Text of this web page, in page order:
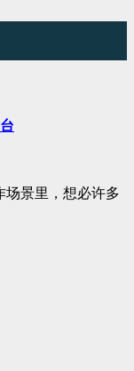
场景里，想必许多